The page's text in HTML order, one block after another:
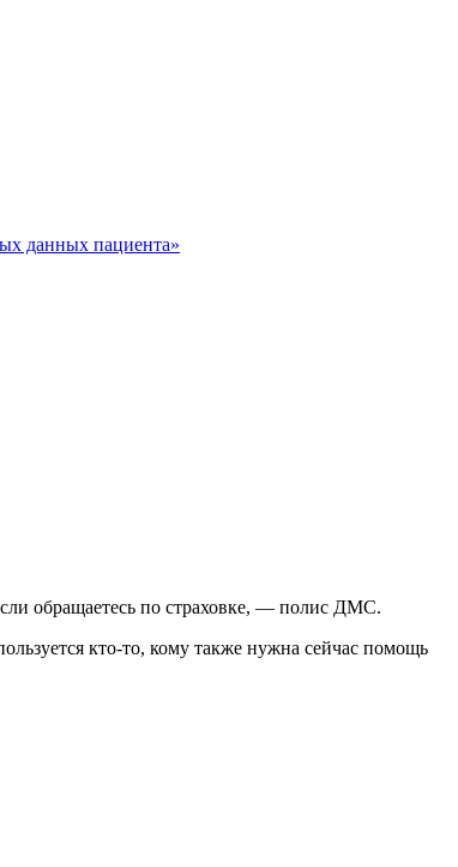
данных пациента»
обращаетесь по страховке, — полис ДМС.
кто-то, кому также нужна сейчас помощь